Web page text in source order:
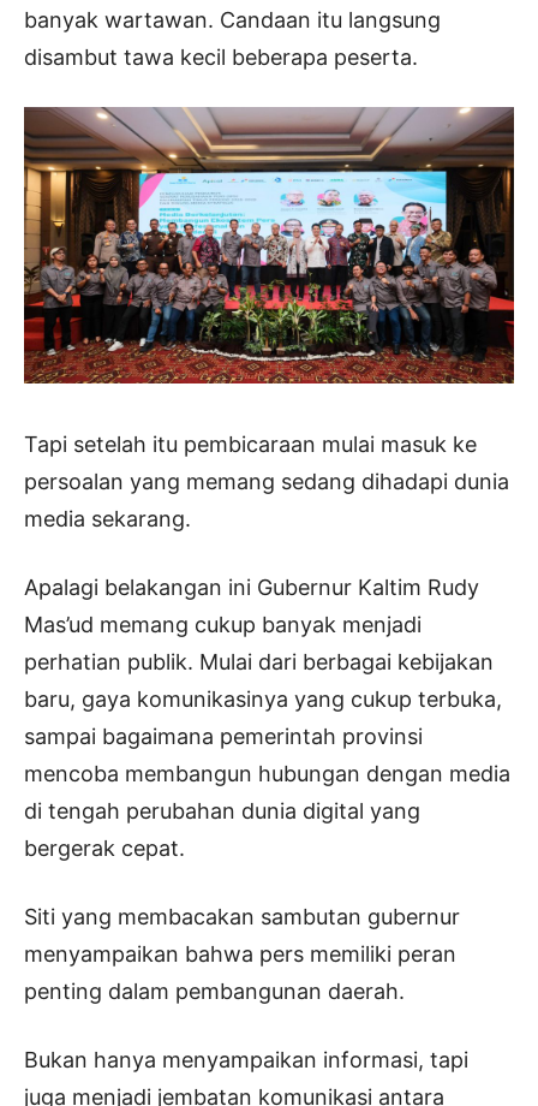
banyak wartawan. Candaan itu langsung
disambut tawa kecil beberapa peserta.
Tapi setelah itu pembicaraan mulai masuk ke
persoalan yang memang sedang dihadapi dunia
media sekarang.
Apalagi belakangan ini Gubernur Kaltim Rudy
Mas’ud memang cukup banyak menjadi
perhatian publik. Mulai dari berbagai kebijakan
baru, gaya komunikasinya yang cukup terbuka,
sampai bagaimana pemerintah provinsi
mencoba membangun hubungan dengan media
di tengah perubahan dunia digital yang
bergerak cepat.
Siti yang membacakan sambutan gubernur
menyampaikan bahwa pers memiliki peran
penting dalam pembangunan daerah.
Bukan hanya menyampaikan informasi, tapi
juga menjadi jembatan komunikasi antara